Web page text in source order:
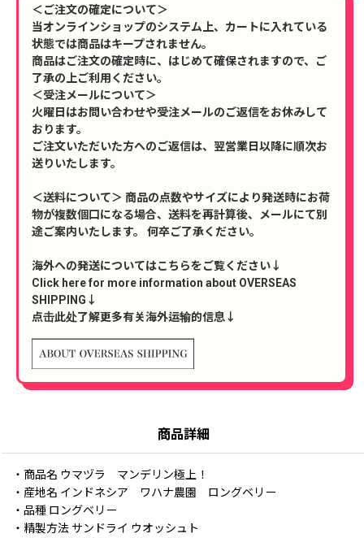
＜ご注文の確定について＞
当オンラインショップのシステム上、カートに入れている
状態では商品はキープされません。
商品はご注文の確定時に、はじめて確保されますので、ご
了承の上ご利用ください。
＜受注メールについて＞
火曜日はお問い合わせや受注メールのご返信をお休みして
おります。
ご注文いただいた方へのご返信は、翌営業日以降に順次お
送りいたします。
＜送料について＞ 商品の点数やサイズにより発送時にお荷
物が複数個口になる場合、送料を再計算後、メールにて別
途ご案内いたします。 何卒ご了承ください。
海外への発送についてはこちらをご覧ください↓
Click here for more information about OVERSEAS
SHIPPING↓
点击此处了解更多有关海外运输的信息↓
商品詳細
・商品名 ウマヅラ マンデリン極上！
・産地名 インドネシア ワハナ農園 ロングベリー
・品種 ロングベリー
・精製方法 サンドライ ウオッシュト